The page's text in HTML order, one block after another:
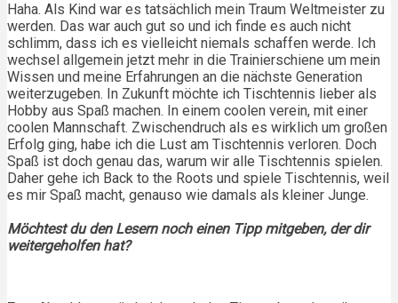
Haha. Als Kind war es tatsächlich mein Traum Weltmeister zu
werden. Das war auch gut so und ich finde es auch nicht
schlimm, dass ich es vielleicht niemals schaffen werde. Ich
wechsel allgemein jetzt mehr in die Trainierschiene um mein
Wissen und meine Erfahrungen an die nächste Generation
weiterzugeben. In Zukunft möchte ich Tischtennis lieber als
Hobby aus Spaß machen. In einem coolen verein, mit einer
coolen Mannschaft. Zwischendruch als es wirklich um großen
Erfolg ging, habe ich die Lust am Tischtennis verloren. Doch
Spaß ist doch genau das, warum wir alle Tischtennis spielen.
Daher gehe ich Back to the Roots und spiele Tischtennis, weil
es mir Spaß macht, genauso wie damals als kleiner Junge.
Möchtest du den Lesern noch einen Tipp mitgeben, der dir
weitergeholfen hat?